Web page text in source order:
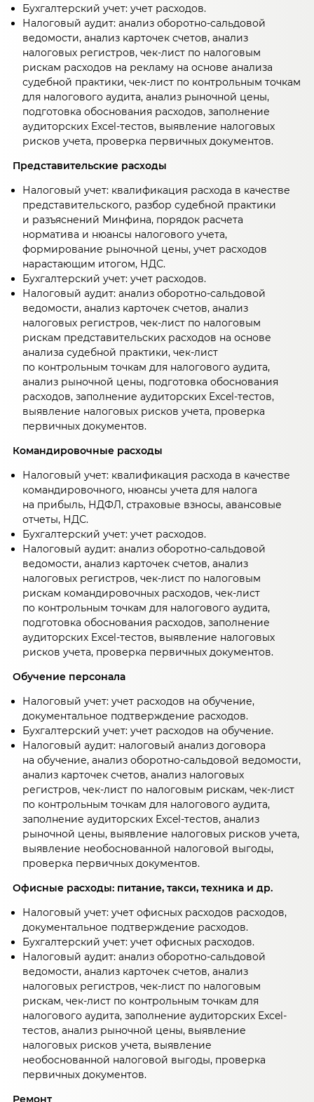
Бухгалтерский учет: учет расходов.
Налоговый аудит: анализ оборотно-сальдовой
ведомости, анализ карточек счетов, анализ
налоговых регистров, чек-лист по налоговым
рискам расходов на рекламу на основе анализа
судебной практики, чек-лист по контрольным точкам
для налогового аудита, анализ рыночной цены,
подготовка обоснования расходов, заполнение
аудиторских Excel-тестов, выявление налоговых
рисков учета, проверка первичных документов.
Представительские расходы
Налоговый учет: квалификация расхода в качестве
представительского, разбор судебной практики
и разъяснений Минфина, порядок расчета
норматива и нюансы налогового учета,
формирование рыночной цены, учет расходов
нарастающим итогом, НДС.
Бухгалтерский учет: учет расходов.
Налоговый аудит: анализ оборотно-сальдовой
ведомости, анализ карточек счетов, анализ
налоговых регистров, чек-лист по налоговым
рискам представительских расходов на основе
анализа судебной практики, чек-лист
по контрольным точкам для налогового аудита,
анализ рыночной цены, подготовка обоснования
расходов, заполнение аудиторских Excel-тестов,
выявление налоговых рисков учета, проверка
первичных документов.
Командировочные расходы
Налоговый учет: квалификация расхода в качестве
командировочного, нюансы учета для налога
на прибыль, НДФЛ, страховые взносы, авансовые
отчеты, НДС.
Бухгалтерский учет: учет расходов.
Налоговый аудит: анализ оборотно-сальдовой
ведомости, анализ карточек счетов, анализ
налоговых регистров, чек-лист по налоговым
рискам командировочных расходов, чек-лист
по контрольным точкам для налогового аудита,
подготовка обоснования расходов, заполнение
аудиторских Excel-тестов, выявление налоговых
рисков учета, проверка первичных документов.
Обучение персонала
Налоговый учет: учет расходов на обучение,
документальное подтверждение расходов.
Бухгалтерский учет: учет расходов на обучение.
Налоговый аудит: налоговый анализ договора
на обучение, анализ оборотно-сальдовой ведомости,
анализ карточек счетов, анализ налоговых
регистров, чек-лист по налоговым рискам, чек-лист
по контрольным точкам для налогового аудита,
заполнение аудиторских Excel-тестов, анализ
рыночной цены, выявление налоговых рисков учета,
выявление необоснованной налоговой выгоды,
проверка первичных документов.
Офисные расходы: питание, такси, техника и др.
Налоговый учет: учет офисных расходов расходов,
документальное подтверждение расходов.
Бухгалтерский учет: учет офисных расходов.
Налоговый аудит: анализ оборотно-сальдовой
ведомости, анализ карточек счетов, анализ
налоговых регистров, чек-лист по налоговым
рискам, чек-лист по контрольным точкам для
налогового аудита, заполнение аудиторских Excel-
тестов, анализ рыночной цены, выявление
налоговых рисков учета, выявление
необоснованной налоговой выгоды, проверка
первичных документов.
Ремонт